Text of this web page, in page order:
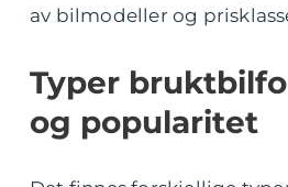
av bilmodeller og
Typer
og popularitet